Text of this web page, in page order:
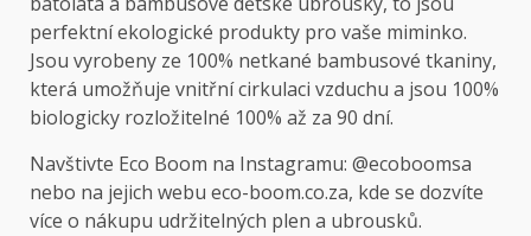
perfektní ekologické produkty pro vaše miminko.
Jsou vyrobeny ze 100% netkané bambusové tkaniny,
která umožňuje vnitřní cirkulaci vzduchu a jsou 100%
biologicky rozložitelné 100% až za 90 dní.
Navštivte Eco Boom na Instagramu: @ecoboomsa
nebo na jejich webu eco-boom.co.za, kde se dozvíte
více o nákupu udržitelných plen a ubrousků.